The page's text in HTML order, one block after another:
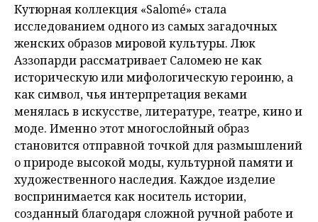
Кутюрная коллекция «Salomé» стала
исследованием одного из самых загадочных
женских образов мировой культуры. Люк
Аззопарди рассматривает Саломею не как
историческую или мифологическую героиню, а
как символ, чья интерпретация веками
менялась в искусстве, литературе, театре, кино и
моде. Именно этот многослойный образ
становится отправной точкой для размышлений
о природе высокой моды, культурной памяти и
художественного наследия. Каждое изделие
воспринимается как носитель истории,
созданный благодаря сложной ручной работе и